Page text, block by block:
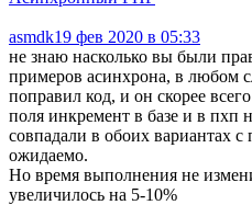
asmdk19 фев 2020 в 05:33
не знаю насколько вы были
примеров асинхрона, в любом
поправил код, и он скорее
поля инкремент в базе и в пхп
совпадали в обоих вариантах
ожидаемо.
Но время выполнения не
увеличилось на 5-10%